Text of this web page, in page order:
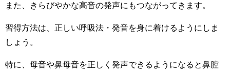
また、きらびやかな高音の発声にもつながってきます。
習得方法は、正しい呼吸法・発音を身に着けるようにしま
しょう。
特に、母音や鼻母音を正しく発声できるようになると鼻腔